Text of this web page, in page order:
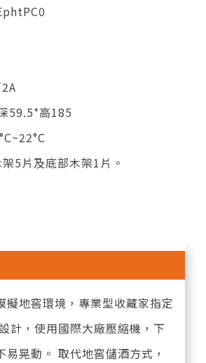
59.5*高185
5片及底部木架1片。
擬地窖環境，專業型收藏家指定
計，使用國際大廠壓縮機，下
易晃動。 取代地窖儲酒方式，